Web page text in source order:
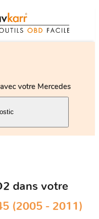
votre Mercedes
dans votre
(2005 - 2011)